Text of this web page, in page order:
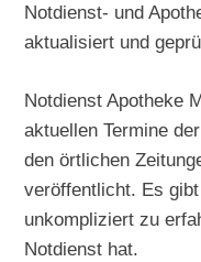
Notdienst- und
aktualisiert und
Notdienst Apotheke
aktuellen Termine
den örtlichen
veröffentlicht. Es
unkompliziert zu
Notdienst hat.